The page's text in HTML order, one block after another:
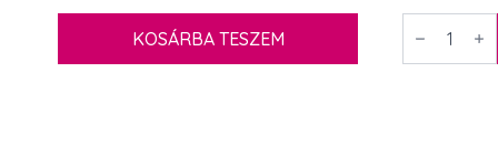
KOSÁRBA TESZEM
was:
320 Ft.
is:
224 Ft.
Glitteres
páfrány